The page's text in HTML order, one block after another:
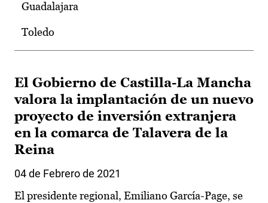
Guadalajara
Toledo
El Gobierno de Castilla-La Mancha
valora la implantación de un nuevo
proyecto de inversión extranjera
en la comarca de Talavera de la
Reina
04 de Febrero de 2021
El presidente regional, Emiliano García-Page, se